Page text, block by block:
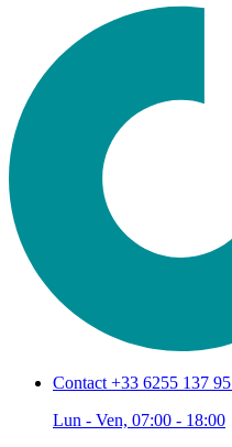
Contact +33 6255 137 95
Lun - Ven, 07:00 - 18:00